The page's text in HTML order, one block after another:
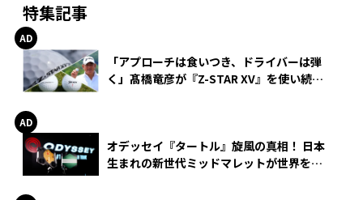
特集記事
「アプローチは食いつき、ドライバーは弾
く」髙橋竜彦が『Z-STAR XV』を使い続け
オデッセイ『タートル』旋風の真相！ 日本
生まれの新世代ミッドマレットが世界を席